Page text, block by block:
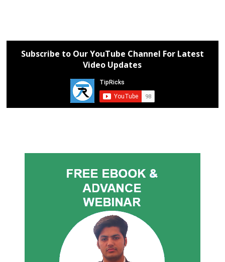
Subscribe to Our YouTube Channel For Latest
Video Updates